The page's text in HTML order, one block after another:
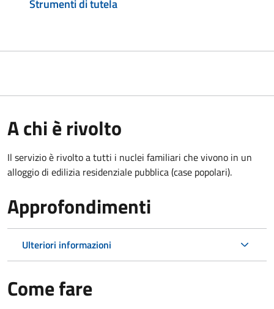
Strumenti di tutela
A chi è rivolto
Il servizio è rivolto a tutti i nuclei familiari che vivono in un
alloggio di edilizia residenziale pubblica (case popolari).
Approfondimenti
Ulteriori informazioni
Come fare